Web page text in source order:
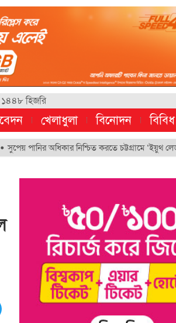
হিজরি
খেলাধুলা বিনোদন বিবিধ
অধিকার নিশ্চিত করতে চট্টগ্রামে ‘ইয়ুথ লেড ওয়াটার